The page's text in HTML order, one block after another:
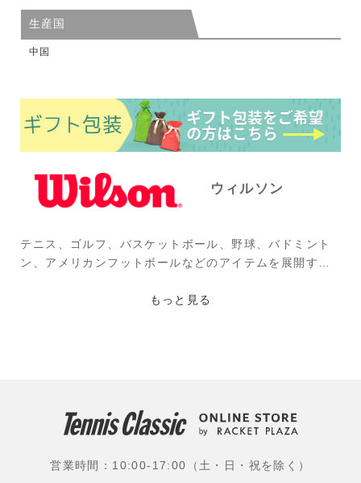
生産国
中国
ウィルソン
テニス、ゴルフ、バスケットボール、野球、バドミント
ン、アメリカンフットボールなどのアイテムを展開する
アシュランド・マニュファクチャリング社時代に精肉業
使用選手：ロジャー・フェデラー(スイス)、セリーナ・
ウイリアムズ(アメリカ)、錦織 圭(ユニクロ)、青山修子
ラドゥカヌ(イギリス)、伊藤竜馬(橋本総業ホールディン
もっと見る
営業時間：10:00-17:00（土・日・祝を除く）